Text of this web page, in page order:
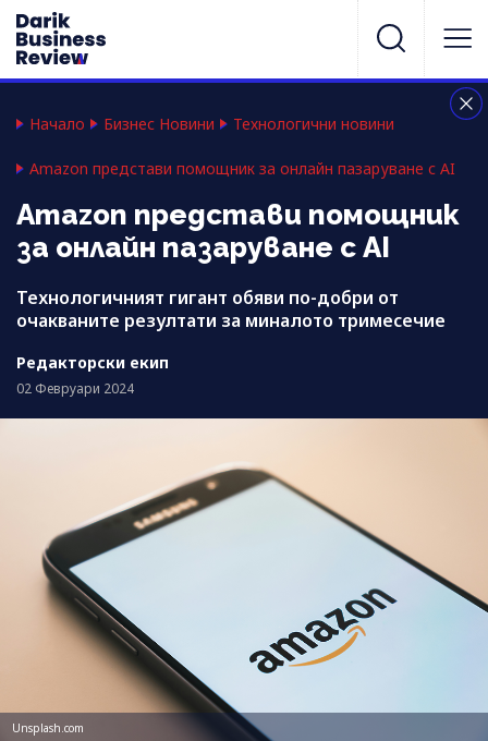
Начало Бизнес Новини Технологични новини
Amazon представи помощник за онлайн пазаруване с AI
Amazon представи помощник
за онлайн пазаруване с AI
Технологичният гигант обяви по-добри от
очакваните резултати за миналото тримесечие
Редакторски екип
02 Февруари 2024
Unsplash.com